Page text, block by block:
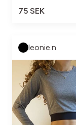
75 SEK
leonie.n